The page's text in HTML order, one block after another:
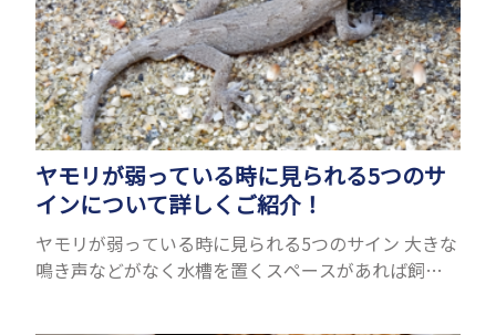
ヤモリが弱っている時に見られる5つのサ
インについて詳しくご紹介！
ヤモリが弱っている時に見られる5つのサイン 大きな
鳴き声などがなく水槽を置くスペースがあれば飼う